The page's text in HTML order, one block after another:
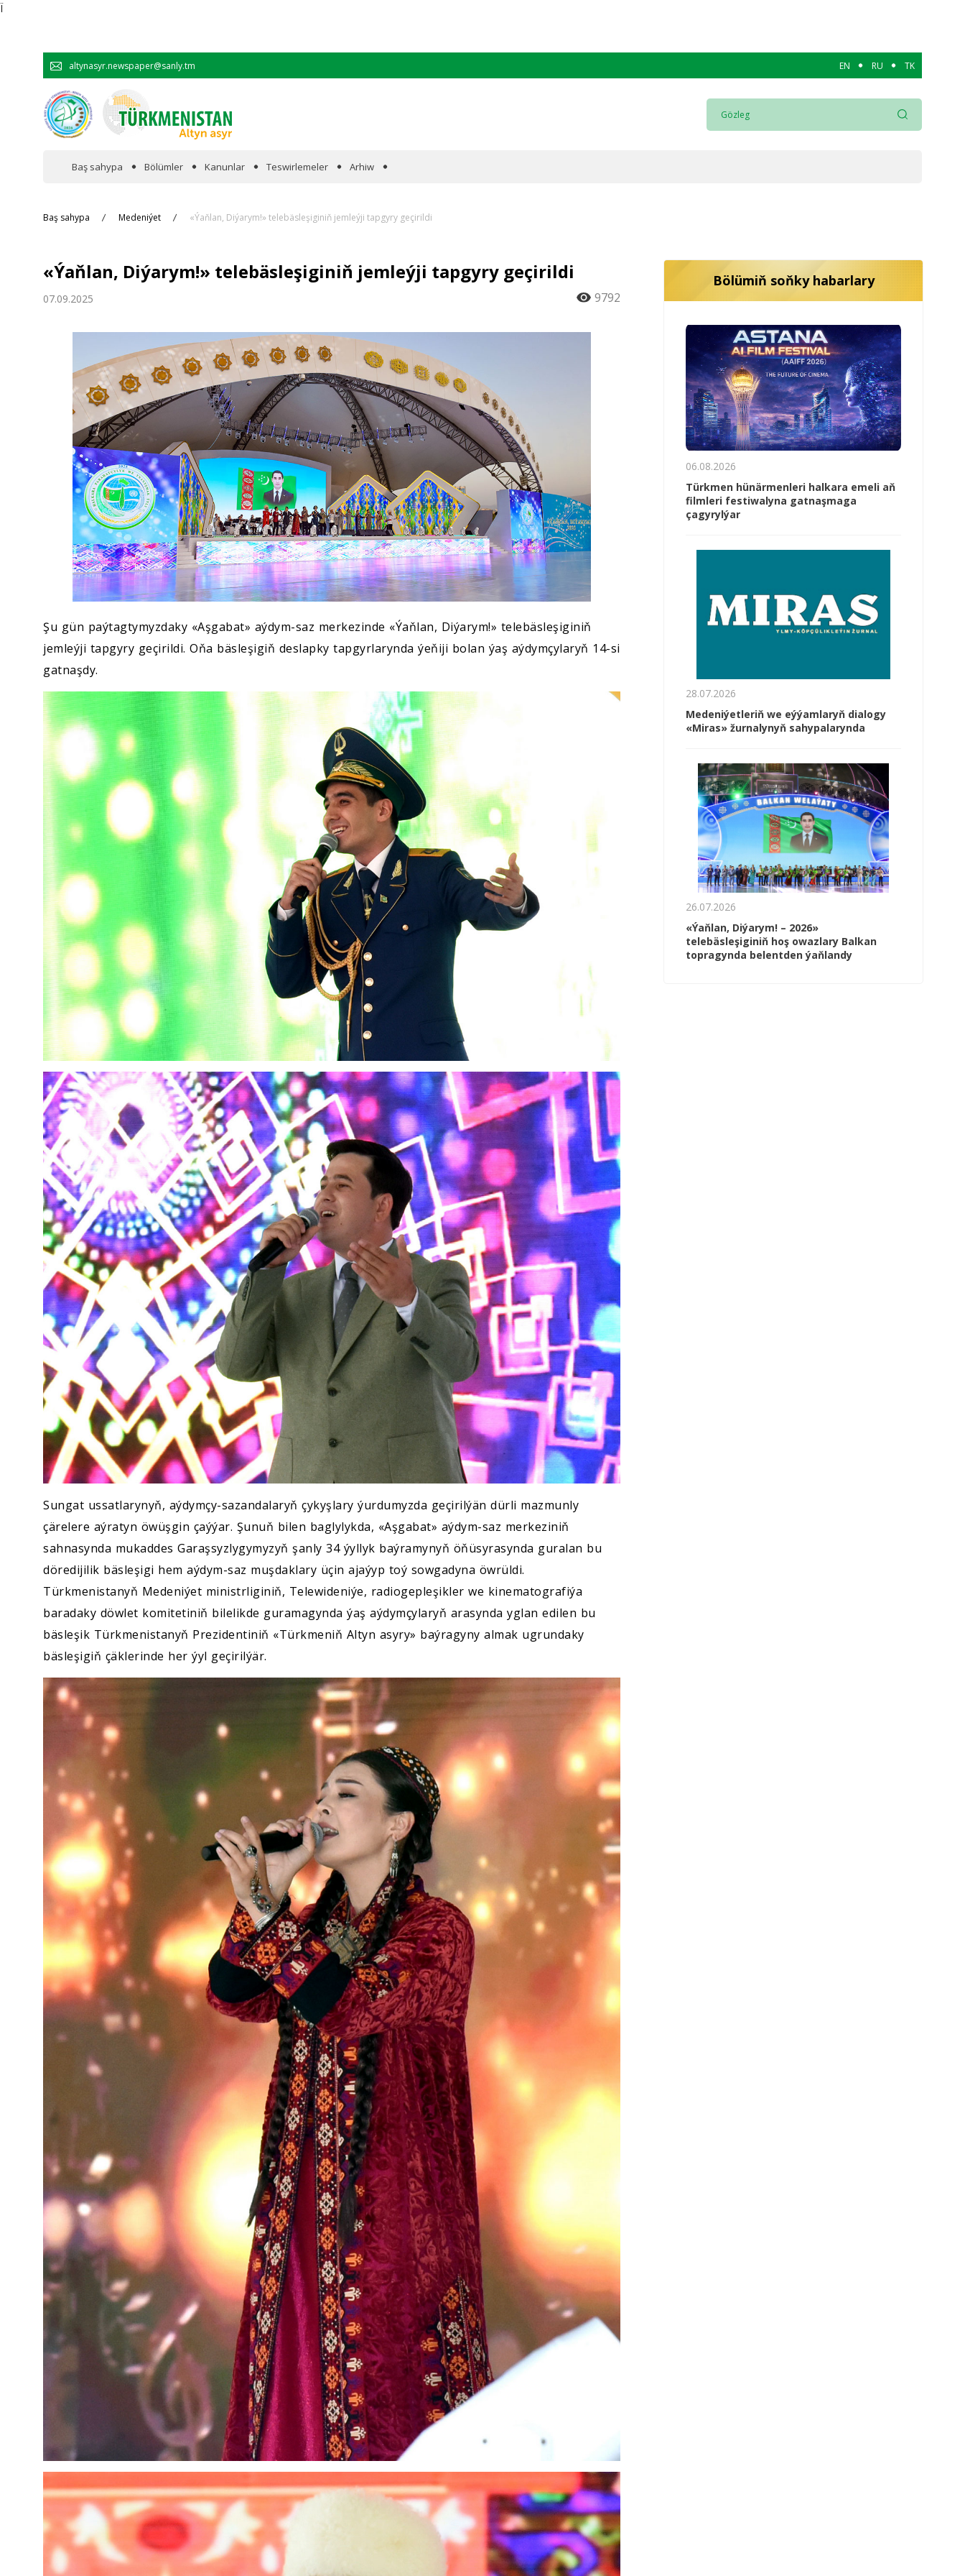
Ï
altynasyr.newspaper@sanly.tm EN RU TK
Baş sahypa Bölümler
Hyzmatdaşlyk
Jemgyýet
Medeniýet
Ylym
Sport
Kanunlar Teswirlemeler Arhiw
Baş sahypa Medeniýet «Ýaňlan, Diýarym!» telebäsleşiginiň jemleýji tapgyry geçirildi
«Ýaňlan, Diýarym!» telebäsleşiginiň jemleýji tapgyry geçirildi
07.09.2025 9792
Şu gün paýtagtymyzdaky «Aşgabat» aýdym-saz merkezinde «Ýaňlan, Diýarym!» telebäsleşiginiň
jemleýji tapgyry geçirildi. Oňa bäsleşigiň deslapky tapgyrlarynda ýeňiji bolan ýaş aýdymçylaryň 14-si
gatnaşdy.
Sungat ussatlarynyň, aýdymçy-sazandalaryň çykyşlary ýurdumyzda geçirilýän dürli mazmunly
çärelere aýratyn öwüşgin çaýýar. Şunuň bilen baglylykda, «Aşgabat» aýdym-saz merkeziniň
sahnasynda mukaddes Garaşsyzlygymyzyň şanly 34 ýyllyk baýramynyň öňüsyrasynda guralan bu
döredijilik bäsleşigi hem aýdym-saz muşdaklary üçin ajaýyp toý sowgadyna öwrüldi.
Türkmenistanyň Medeniýet ministrliginiň, Telewideniýe, radiogepleşikler we kinematografiýa
baradaky döwlet komitetiniň bilelikde guramagynda ýaş aýdymçylaryň arasynda yglan edilen bu
bäsleşik Türkmenistanyň Prezidentiniň «Türkmeniň Altyn asyry» baýragyny almak ugrundaky
bäsleşigiň çäklerinde her ýyl geçirilýär.
Bölümiň soňky habarlary
06.08.2026
Türkmen hünärmenleri halkara emeli aň
filmleri festiwalyna gatnaşmaga
çagyrylýar
28.07.2026
Medeniýetleriň we eýýamlaryň dialogy
«Miras» žurnalynyň sahypalarynda
26.07.2026
«Ýaňlan, Diýarym! – 2026»
telebäsleşiginiň hoş owazlary Balkan
topragynda belentden ýaňlandy